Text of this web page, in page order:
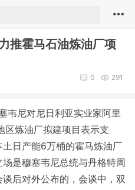
推霍马石油炼油厂项
291
0
韦尼对尼日利亚实业家阿里
区炼油厂拟建项目表示支
日产能6万桶的霍马炼油厂
是穆塞韦尼总统与丹格特周
后对外公布的，会谈中，双